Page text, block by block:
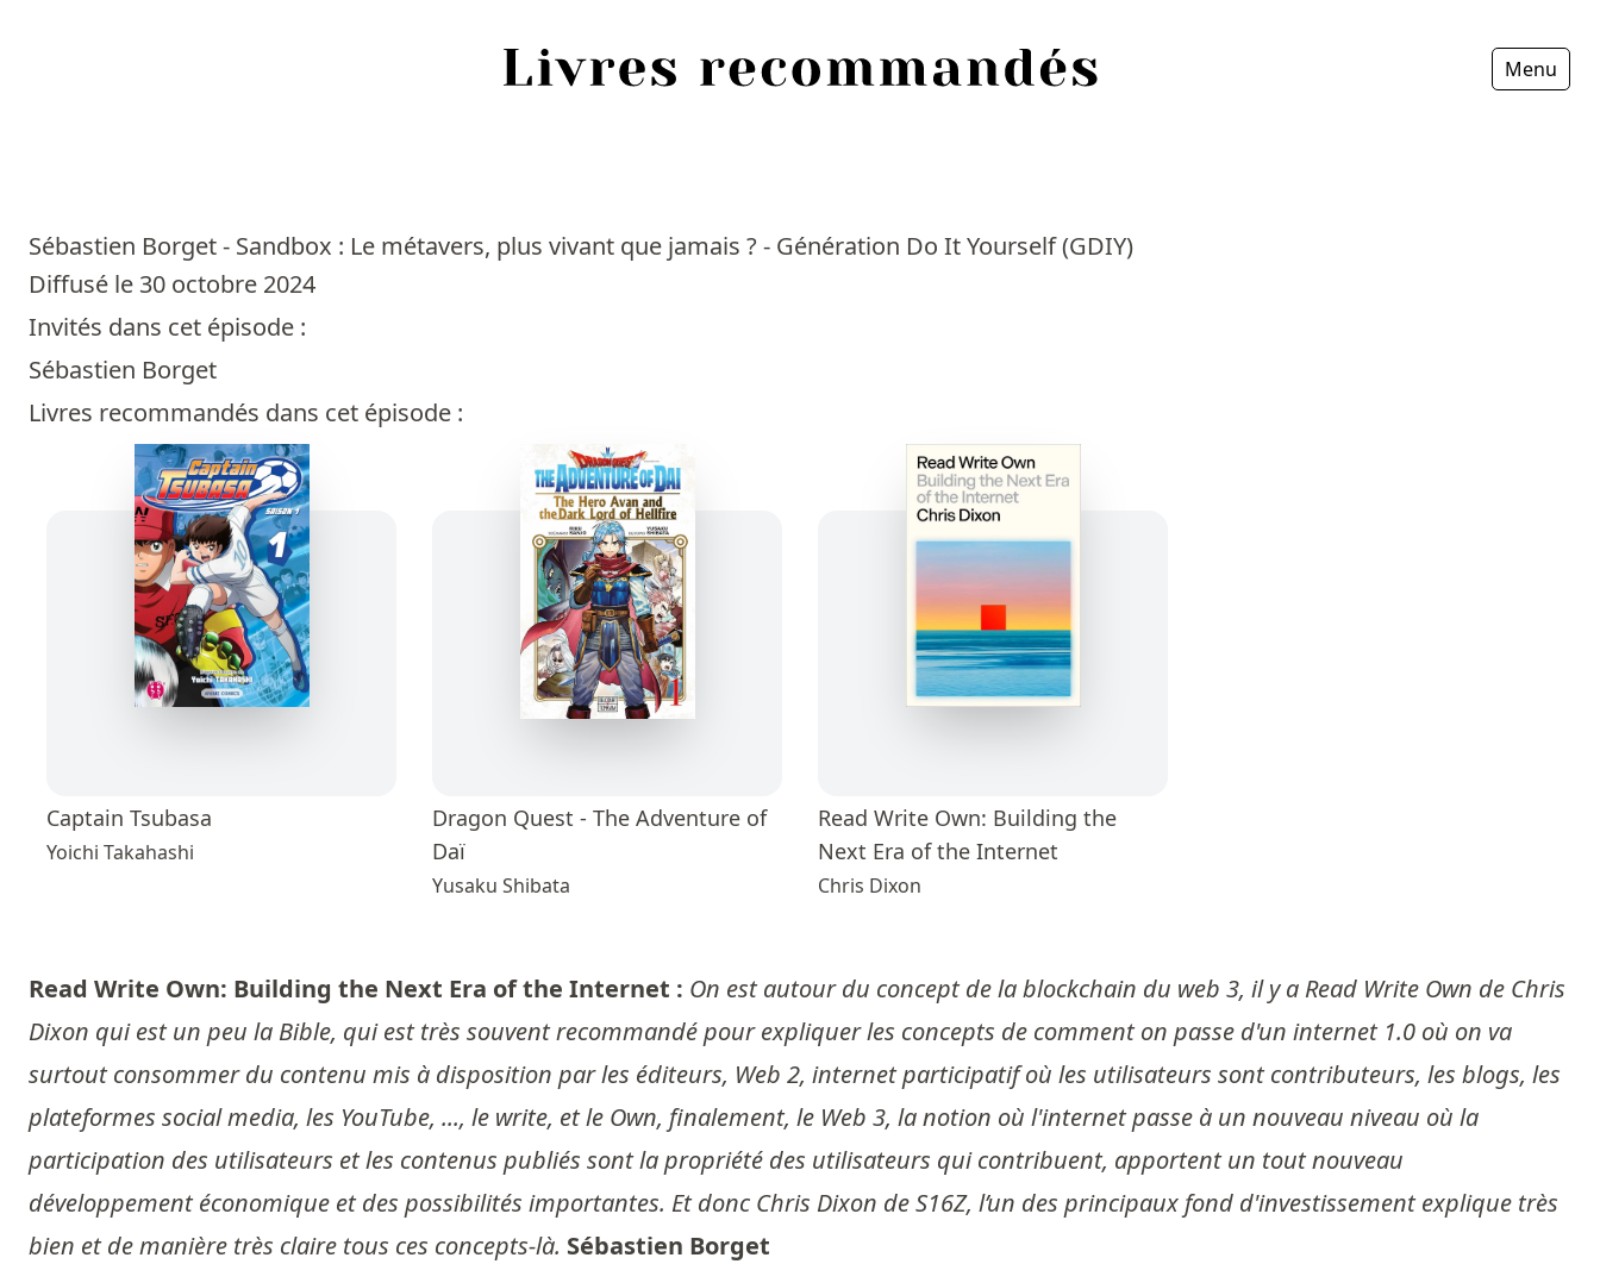
Menu
Sébastien Borget - Sandbox : Le métavers, plus vivant que jamais ? - Génération Do It Yourself (GDIY)
Diffusé le 30 octobre 2024
Invités dans cet épisode :
Sébastien Borget
Livres recommandés dans cet épisode :
Captain Tsubasa
Yoichi Takahashi
Dragon Quest - The Adventure of
Daï
Yusaku Shibata
Read Write Own: Building the
Next Era of the Internet
Chris Dixon
Read Write Own: Building the Next Era of the Internet : On est autour du concept de la blockchain du web 3, il y a Read Write Own de Chris
Dixon qui est un peu la Bible, qui est très souvent recommandé pour expliquer les concepts de comment on passe d'un internet 1.0 où on va
surtout consommer du contenu mis à disposition par les éditeurs, Web 2, internet participatif où les utilisateurs sont contributeurs, les blogs, les
plateformes social media, les YouTube, ..., le write, et le Own, finalement, le Web 3, la notion où l'internet passe à un nouveau niveau où la
participation des utilisateurs et les contenus publiés sont la propriété des utilisateurs qui contribuent, apportent un tout nouveau
développement économique et des possibilités importantes. Et donc Chris Dixon de S16Z, l’un des principaux fond d'investissement explique très
bien et de manière très claire tous ces concepts-là. Sébastien Borget
Sources
Personnes
Livres
Livres les plus recommandés
Prix littéraires